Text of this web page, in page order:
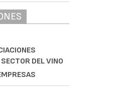
DEL VINO